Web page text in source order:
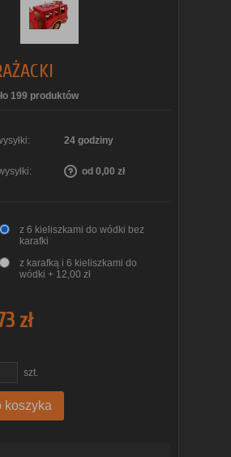
199 produktów
24 godziny
od 0,00 zł
z 6 kieliszkami do wódki bez
karafki
z karafką i 6 kieliszkami do
wódki + 12,00 zł
zł
szt.
koszyka